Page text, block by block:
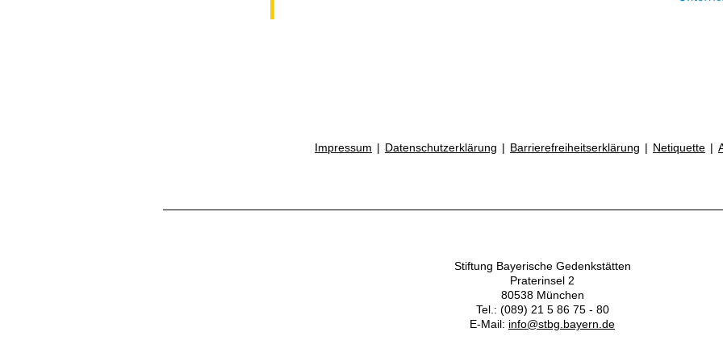
Impressum Datenschutzerklärung Barrierefreiheitserklärung Netiquette
Stiftung Bayerische Gedenkstätten
Praterinsel 2
80538 München
Tel.: (089) 21 5 86 75 - 80
E-Mail: info@stbg.bayern.de